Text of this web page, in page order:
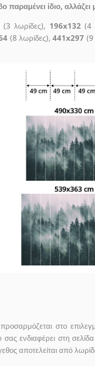
παραμένει ίδιο,
(3 λωρίδες), 196x132 (4
(8 λωρίδες),441x297 (9
στο
ενδιαφέρει στη σελίδα
αποτελείται από